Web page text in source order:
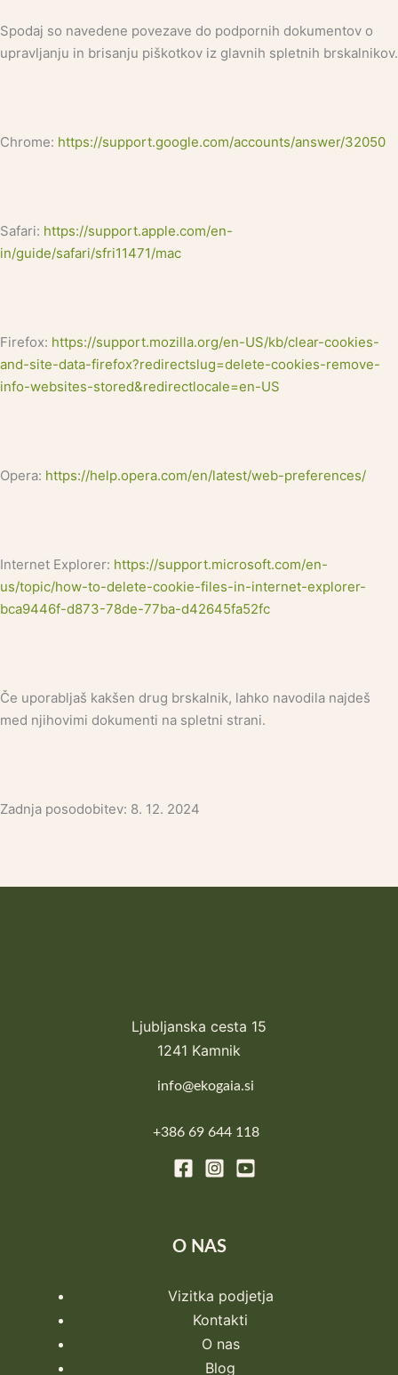
Spodaj so navedene povezave do podpornih dokumentov o
upravljanju in brisanju piškotkov iz glavnih spletnih brskalnikov.
Chrome: https://support.google.com/accounts/answer/32050
Safari: https://support.apple.com/en-
in/guide/safari/sfri11471/mac
Firefox: https://support.mozilla.org/en-US/kb/clear-cookies-
and-site-data-firefox?redirectslug=delete-cookies-remove-
info-websites-stored&redirectlocale=en-US
Opera: https://help.opera.com/en/latest/web-preferences/
Internet Explorer: https://support.microsoft.com/en-
us/topic/how-to-delete-cookie-files-in-internet-explorer-
bca9446f-d873-78de-77ba-d42645fa52fc
Če uporabljaš kakšen drug brskalnik, lahko navodila najdeš
med njihovimi dokumenti na spletni strani.
Zadnja posodobitev: 8. 12. 2024
Ljubljanska cesta 15
1241 Kamnik
info@ekogaia.si
+386 69 644 118
O NAS
Vizitka podjetja
Kontakti
O nas
Blog